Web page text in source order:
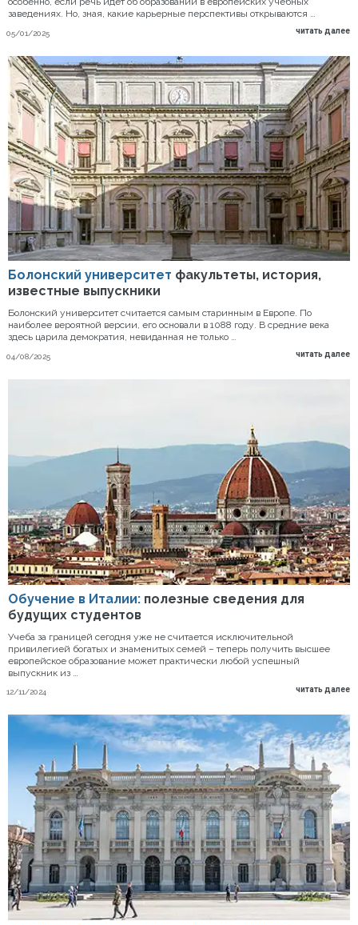
05/01/2025
заведениях. Но, зная, какие карьерные перспективы открываются …
читать далее
Болонский университет факультеты, история,
известные выпускники
04/08/2025
Болонский университет считается самым старинным в Европе. По
наиболее вероятной версии, его основали в 1088 году. В средние века
здесь царила демократия, невиданная не только …
читать далее
Обучение в Италии: полезные сведения для
будущих студентов
12/11/2024
Учеба за границей сегодня уже не считается исключительной
привилегией богатых и знаменитых семей – теперь получить высшее
европейское образование может практически любой успешный
выпускник из …
читать далее